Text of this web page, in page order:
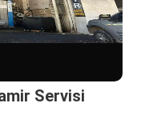
Servisi